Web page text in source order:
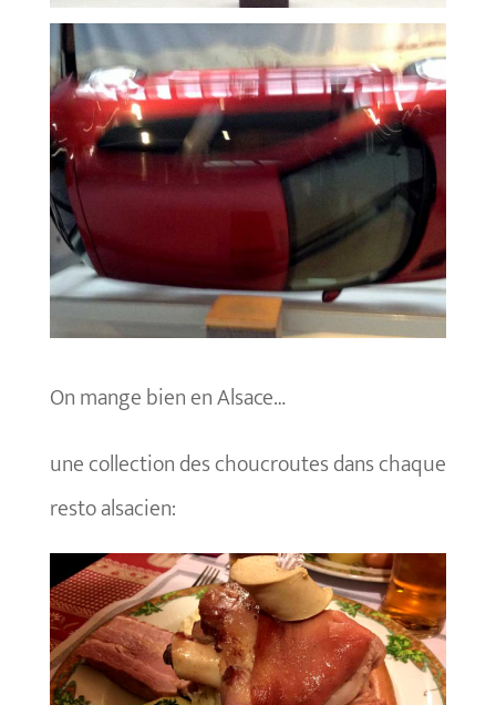
On mange bien en Alsace…
une collection des choucroutes dans chaque
resto alsacien: